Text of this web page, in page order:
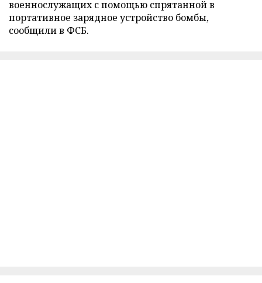
военнослужащих с помощью спрятанной в
портативное зарядное устройство бомбы,
сообщили в ФСБ.